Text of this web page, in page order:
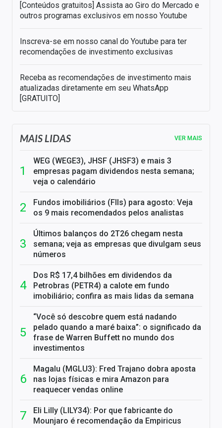
[Conteúdos gratuitos] Assista ao Giro do Mercado e
outros programas exclusivos em nosso Youtube
Inscreva-se em nosso canal do Youtube para ter
recomendações de investimento exclusivas
Receba as recomendações de investimento mais
atualizadas diretamente em seu WhatsApp
[GRATUITO]
MAIS LIDAS VER MAIS
WEG (WEGE3), JHSF (JHSF3) e mais 3
empresas pagam dividendos nesta semana;
veja o calendário
Fundos imobiliários (FIIs) para agosto: Veja
os 9 mais recomendados pelos analistas
Últimos balanços do 2T26 chegam nesta
semana; veja as empresas que divulgam seus
números
Dos R$ 17,4 bilhões em dividendos da
Petrobras (PETR4) a calote em fundo
imobiliário; confira as mais lidas da semana
“Você só descobre quem está nadando
pelado quando a maré baixa”: o significado da
frase de Warren Buffett no mundo dos
investimentos
Magalu (MGLU3): Fred Trajano dobra aposta
nas lojas físicas e mira Amazon para
reaquecer vendas online
Eli Lilly (LILY34): Por que fabricante do
Mounjaro é recomendação da Empiricus